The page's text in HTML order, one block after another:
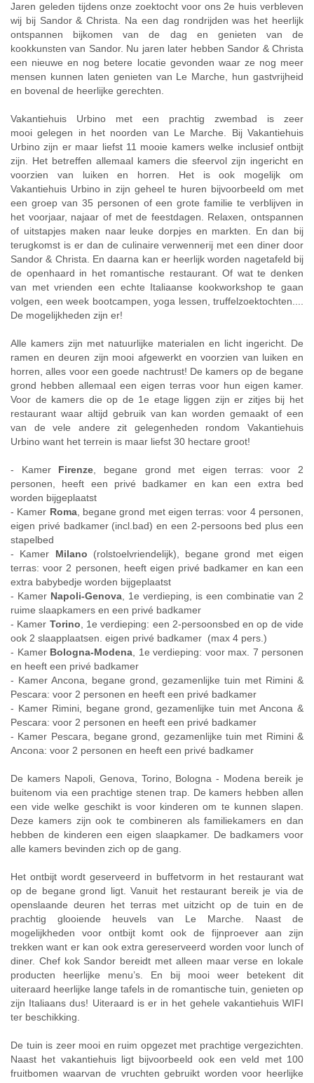
Jaren geleden tijdens onze zoektocht voor ons 2e huis verbleven
wij bij Sandor & Christa. Na een dag rondrijden was het heerlijk
ontspannen bijkomen van de dag en genieten van de
kookkunsten van Sandor. Nu jaren later hebben Sandor & Christa
een nieuwe en nog betere locatie gevonden waar ze nog meer
mensen kunnen laten genieten van Le Marche, hun gastvrijheid
en bovenal de heerlijke gerechten.
Vakantiehuis Urbino met een prachtig zwembad is zeer
mooi gelegen in het noorden van Le Marche. Bij Vakantiehuis
Urbino zijn er maar liefst 11 mooie kamers welke inclusief ontbijt
zijn. Het betreffen allemaal kamers die sfeervol zijn ingericht en
voorzien van luiken en horren. Het is ook mogelijk om
Vakantiehuis Urbino in zijn geheel te huren bijvoorbeeld om met
een groep van 35 personen of een grote familie te verblijven in
het voorjaar, najaar of met de feestdagen. Relaxen, ontspannen
of uitstapjes maken naar leuke dorpjes en markten. En dan bij
terugkomst is er dan de culinaire verwennerij met een diner door
Sandor & Christa. En daarna kan er heerlijk worden nagetafeld bij
de openhaard in het romantische restaurant. Of wat te denken
van met vrienden een echte Italiaanse kookworkshop te gaan
volgen, een week bootcampen, yoga lessen, truffelzoektochten....
De mogelijkheden zijn er!
Alle kamers zijn met natuurlijke materialen en licht ingericht. De
ramen en deuren zijn mooi afgewerkt en voorzien van luiken en
horren, alles voor een goede nachtrust! De kamers op de begane
grond hebben allemaal een eigen terras voor hun eigen kamer.
Voor de kamers die op de 1e etage liggen zijn er zitjes bij het
restaurant waar altijd gebruik van kan worden gemaakt of een
van de vele andere zit gelegenheden rondom Vakantiehuis
Urbino want het terrein is maar liefst 30 hectare groot!
- Kamer Firenze , begane grond met eigen terras: voor 2
personen, heeft een privé badkamer en kan een extra bed
worden bijgeplaatst
- Kamer Roma, begane grond met eigen terras: voor 4 personen,
eigen privé badkamer (incl.bad) en een 2-persoons bed plus een
stapelbed
- Kamer Milano (rolstoelvriendelijk), begane grond met eigen
terras: voor 2 personen, heeft eigen privé badkamer en kan een
extra babybedje worden bijgeplaatst
- Kamer Napoli-Genova , 1e verdieping, is een combinatie van 2
ruime slaapkamers en een privé badkamer
- Kamer Torino , 1e verdieping: een 2-persoonsbed en op de vide
ook 2 slaapplaatsen. eigen privé badkamer (max 4 pers.)
- Kamer Bologna-Modena , 1e verdieping: voor max. 7 personen
en heeft een privé badkamer
- Kamer Ancona, begane grond, gezamenlijke tuin met Rimini &
Pescara: voor 2 personen en heeft een privé badkamer
- Kamer Rimini, begane grond, gezamenlijke tuin met Ancona &
Pescara: voor 2 personen en heeft een privé badkamer
- Kamer Pescara, begane grond, gezamenlijke tuin met Rimini &
Ancona: voor 2 personen en heeft een privé badkamer
De kamers Napoli, Genova, Torino, Bologna - Modena bereik je
buitenom via een prachtige stenen trap. De kamers hebben allen
een vide welke geschikt is voor kinderen om te kunnen slapen.
Deze kamers zijn ook te combineren als familiekamers en dan
hebben de kinderen een eigen slaapkamer. De badkamers voor
alle kamers bevinden zich op de gang.
Het ontbijt wordt geserveerd in buffetvorm in het restaurant wat
op de begane grond ligt. Vanuit het restaurant bereik je via de
openslaande deuren het terras met uitzicht op de tuin en de
prachtig glooiende heuvels van Le Marche. Naast de
mogelijkheden voor ontbijt komt ook de fijnproever aan zijn
trekken want er kan ook extra gereserveerd worden voor lunch of
diner. Chef kok Sandor bereidt met alleen maar verse en lokale
producten heerlijke menu’s. En bij mooi weer betekent dit
uiteraard heerlijke lange tafels in de romantische tuin, genieten op
zijn Italiaans dus! Uiteraard is er in het gehele vakantiehuis WIFI
ter beschikking.
De tuin is zeer mooi en ruim opgezet met prachtige vergezichten.
Naast het vakantiehuis ligt bijvoorbeeld ook een veld met 100
fruitbomen waarvan de vruchten gebruikt worden voor heerlijke